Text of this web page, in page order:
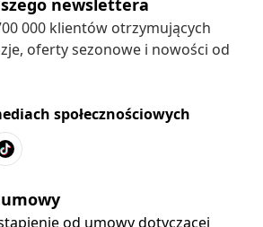
newslettera
000 klientów otrzymujących
społecznościowych